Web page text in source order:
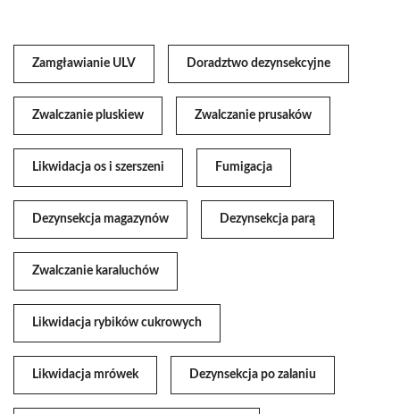
Zamgławianie ULV Doradztwo dezynsekcyjne
Zwalczanie pluskiew Zwalczanie prusaków
Likwidacja os i szerszeni Fumigacja
Dezynsekcja magazynów Dezynsekcja parą
Zwalczanie karaluchów
Likwidacja rybików cukrowych
Likwidacja mrówek Dezynsekcja po zalaniu